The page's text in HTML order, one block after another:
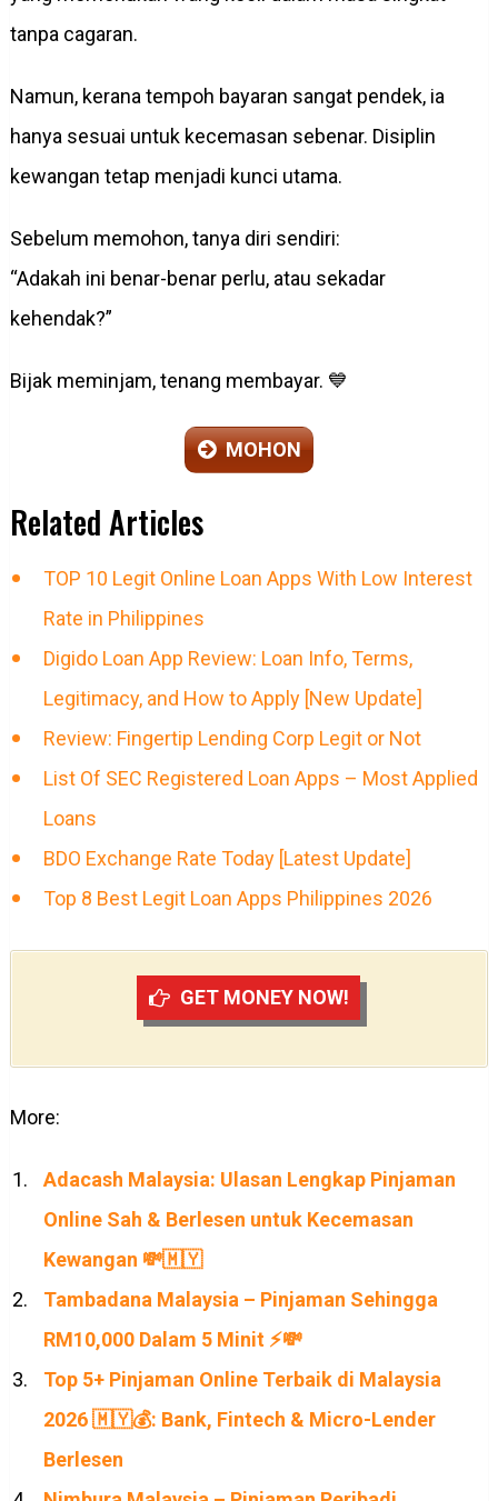
tanpa cagaran.
Namun, kerana tempoh bayaran sangat pendek, ia
hanya sesuai untuk kecemasan sebenar. Disiplin
kewangan tetap menjadi kunci utama.
Sebelum memohon, tanya diri sendiri:
“Adakah ini benar-benar perlu, atau sekadar
kehendak?”
Bijak meminjam, tenang membayar. 💙
MOHON
Related Articles
TOP 10 Legit Online Loan Apps With Low Interest
Rate in Philippines
Digido Loan App Review: Loan Info, Terms,
Legitimacy, and How to Apply [New Update]
Review: Fingertip Lending Corp Legit or Not
List Of SEC Registered Loan Apps – Most Applied
Loans
BDO Exchange Rate Today [Latest Update]
Top 8 Best Legit Loan Apps Philippines 2026
GET MONEY NOW!
More:
Adacash Malaysia: Ulasan Lengkap Pinjaman
Online Sah & Berlesen untuk Kecemasan
Kewangan 💸🇲🇾
Tambadana Malaysia – Pinjaman Sehingga
RM10,000 Dalam 5 Minit ⚡💸
Top 5+ Pinjaman Online Terbaik di Malaysia
2026 🇲🇾💰: Bank, Fintech & Micro-Lender
Berlesen